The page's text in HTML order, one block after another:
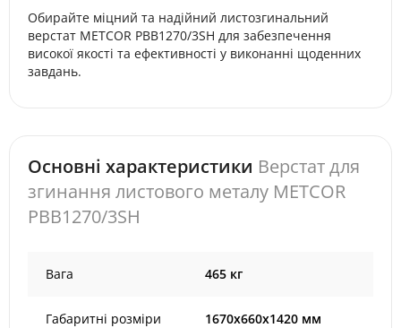
Обирайте міцний та надійний листозгинальний
верстат METCOR PBB1270/3SH для забезпечення
високої якості та ефективності у виконанні щоденних
завдань.
Основні характеристики Верстат для
згинання листового металу METCOR
PBB1270/3SH
Вага 465 кг
Габаритні розміри 1670x660x1420 мм